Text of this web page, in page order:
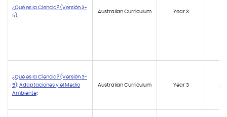
¿Qué es la Ciencia? (Versión 3-
5);
Australian Curriculum Year 3
¿Qué es la Ciencia? (Versión 3-
5); Adaptaciones y el Medio
Ambiente;
Australian Curriculum Year 3